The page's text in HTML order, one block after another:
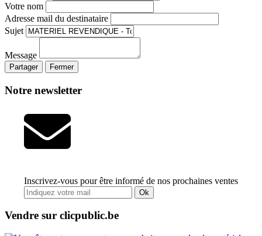
Votre nom
Adresse mail du destinataire
Sujet
Message
Partager Fermer
Notre newsletter
Inscrivez-vous pour être informé de nos prochaines ventes
Ok
Vendre sur clicpublic.be